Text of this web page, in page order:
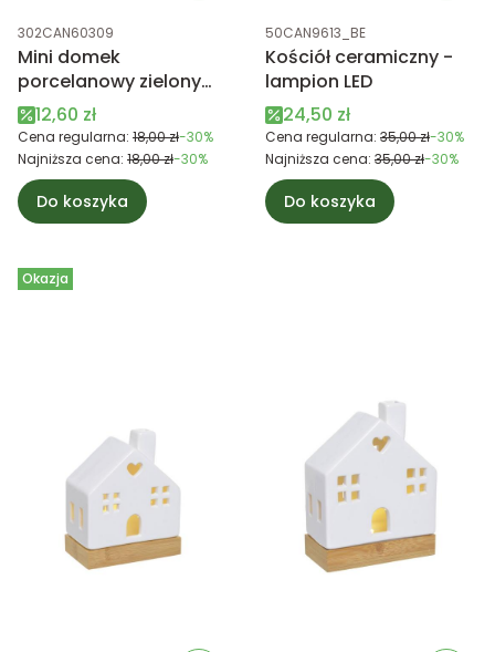
Kod produktu
302CAN60309
Mini domek
porcelanowy zielony
LED 7,5cm
Cena promocyjna
12,60 zł
Cena regularna: 18,00 zł-30%
Najniższa cena: 18,00 zł-30%
Do koszyka
Kod produktu
50CAN9613_BE
Kościół ceramiczny -
lampion LED
Cena promocyjna
24,50 zł
Cena regularna: 35,00 zł-30%
Najniższa cena: 35,00 zł-30%
Do koszyka
Okazja